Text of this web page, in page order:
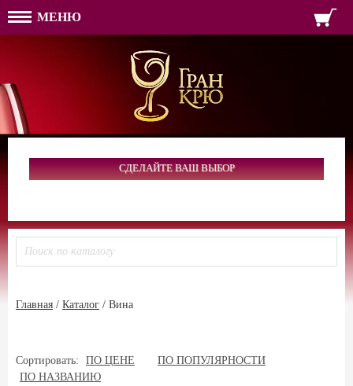
МЕНЮ
ПАРОЛЬ
ВОЙТИ
ФОРМА ОБРАТНОЙ
ТЕЛЕФОН:
ИМЯ
ПАРОЛЬ
РЕГИСТРАЦИЯ
СДЕЛАЙТЕ ВАШ ВЫБОР
Главная / Каталог / Вина
Сортировать: ПО ЦЕНЕ
ПО ПОПУЛЯРНОСТИ
ПО НАЗВАНИЮ